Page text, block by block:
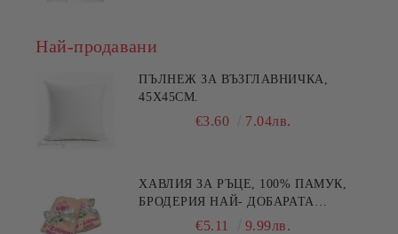
Най-продавани
ПЪЛНЕЖ ЗА ВЪЗГЛАВНИЧКА,
45X45СМ.
€3.60 7.04лв.
ХАВЛИЯ ЗА РЪЦЕ, 100% ПАМУК,
БРОДЕРИЯ НАЙ- ДОБАРАТА
МАЙКА/БАБА , РАЗМЕР:
€5.11 9.99лв.